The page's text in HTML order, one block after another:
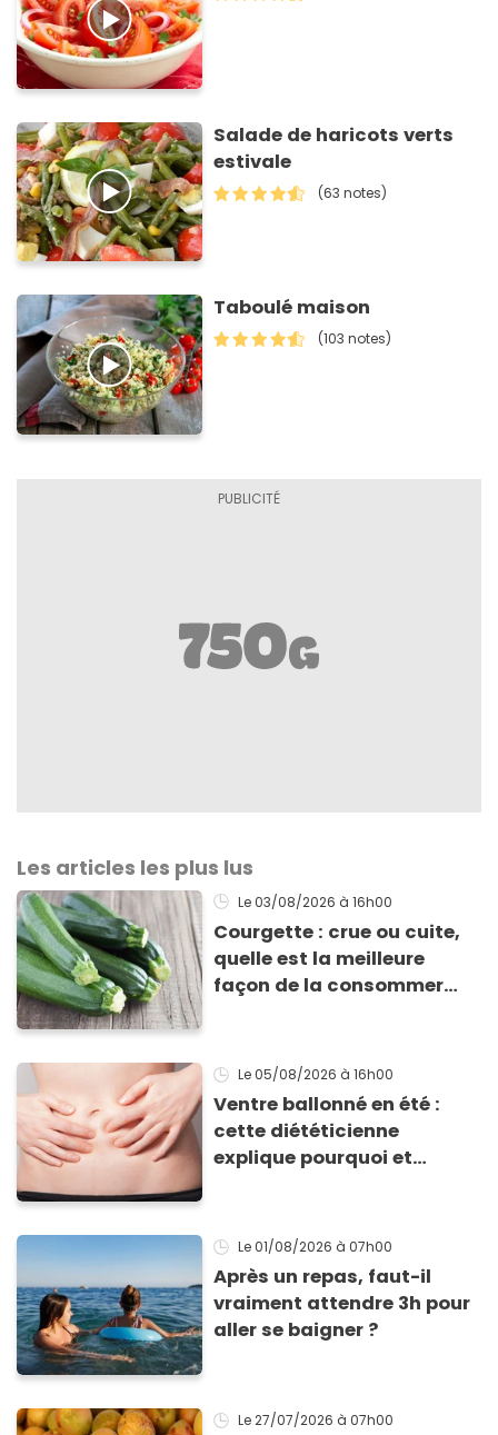
Salade de haricots verts
estivale
(63 notes)
Taboulé maison
(103 notes)
Les articles les plus lus
Le 03/08/2026 à 16h00
Courgette : crue ou cuite,
quelle est la meilleure
façon de la consommer
Le 05/08/2026 à 16h00
Ventre ballonné en été :
cette diététicienne
explique pourquoi et
Le 01/08/2026 à 07h00
Après un repas, faut-il
vraiment attendre 3h pour
aller se baigner ?
Le 27/07/2026 à 07h00